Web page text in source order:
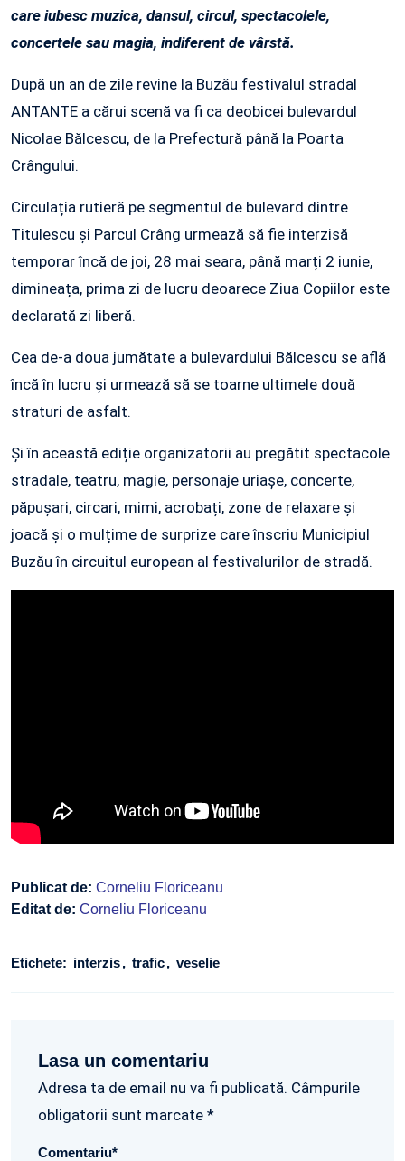
care iubesc muzica, dansul, circul, spectacolele,
concertele sau magia, indiferent de vârstă.
După un an de zile revine la Buzău festivalul stradal
ANTANTE a cărui scenă va fi ca deobicei bulevardul
Nicolae Bălcescu, de la Prefectură până la Poarta
Crângului.
Circulația rutieră pe segmentul de bulevard dintre
Titulescu și Parcul Crâng urmează să fie interzisă
temporar încă de joi, 28 mai seara, până marți 2 iunie,
dimineața, prima zi de lucru deoarece Ziua Copiilor este
declarată zi liberă.
Cea de-a doua jumătate a bulevardului Bălcescu se află
încă în lucru și urmează să se toarne ultimele două
straturi de asfalt.
Și în această ediție organizatorii au pregătit spectacole
stradale, teatru, magie, personaje uriașe, concerte,
păpușari, circari, mimi, acrobați, zone de relaxare și
joacă și o mulțime de surprize care înscriu Municipiul
Buzău în circuitul european al festivalurilor de stradă.
Publicat de: Corneliu Floriceanu
Editat de: Corneliu Floriceanu
Etichete: interzis trafic veselie
Lasa un comentariu
Adresa ta de email nu va fi publicată. Câmpurile
obligatorii sunt marcate *
Comentariu*